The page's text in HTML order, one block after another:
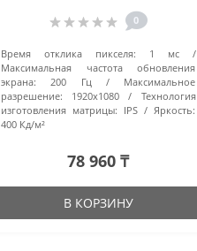
0
Время отклика пикселя:
1 мс
Максимальная частота обновления
экрана:
200 Гц
Максимальное
разрешение:
1920x1080
Технология
изготовления матрицы: IPS
Яркость:
400 Кд/м²
78 960 ₸
В КОРЗИНУ